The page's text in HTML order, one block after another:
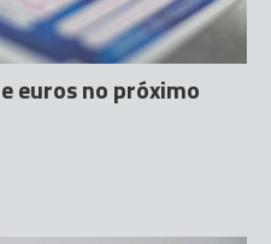
euros no próximo